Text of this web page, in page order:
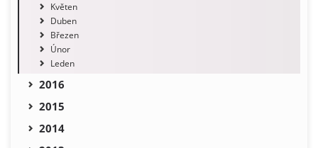
Květen
Duben
Březen
Únor
Leden
2016
2015
2014